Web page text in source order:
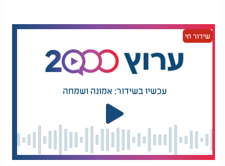
לוויתמלכה" - אם אדם יקפיד על סעודת מלווה מלכה
באכילת לחם בצאת השבת, הוא יזכה לפרנסה טובה
ולשפע גדול."
שידור חי
עכשיו בשידור: אמונה ושמחה